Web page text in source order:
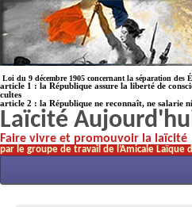
Loi du 9 décembre 1905 concernant la séparation des
article 1 : la République assure la liberté de
cultes
article 2 : la République ne reconnaît, ne salarie
Laïcité
Faire vivre et promouvoir la laïcité
par le groupe de travail de l’Amicale Laïque